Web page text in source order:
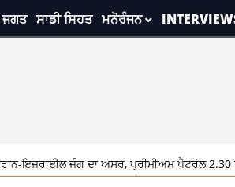
ਜਗਤ ਸਾਡੀ ਸਿਹਤ ਮਨੋਰੰਜਨ
ਜੰਗ ਦਾ ਅਸਰ, ਪ੍ਰੀਮੀਅਮ ਪੈਟਰੋਲ 2.30 ਰੁਪਏ